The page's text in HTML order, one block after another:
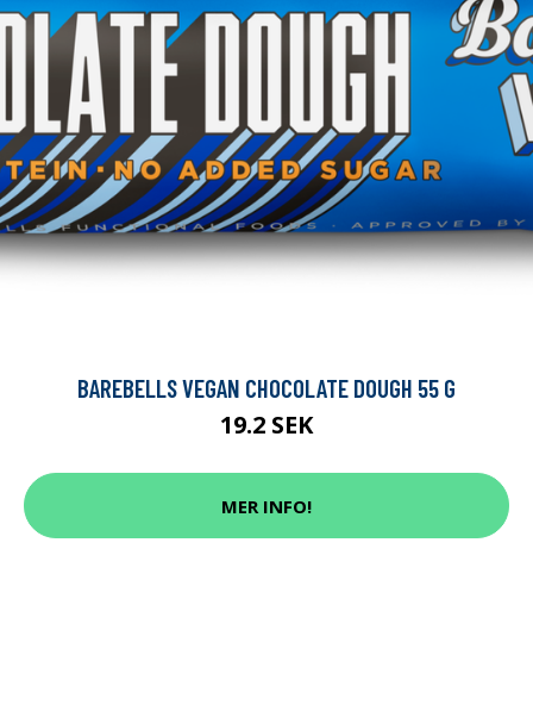
BAREBELLS VEGAN CHOCOLATE DOUGH 55 G
19.2 SEK
MER INFO!